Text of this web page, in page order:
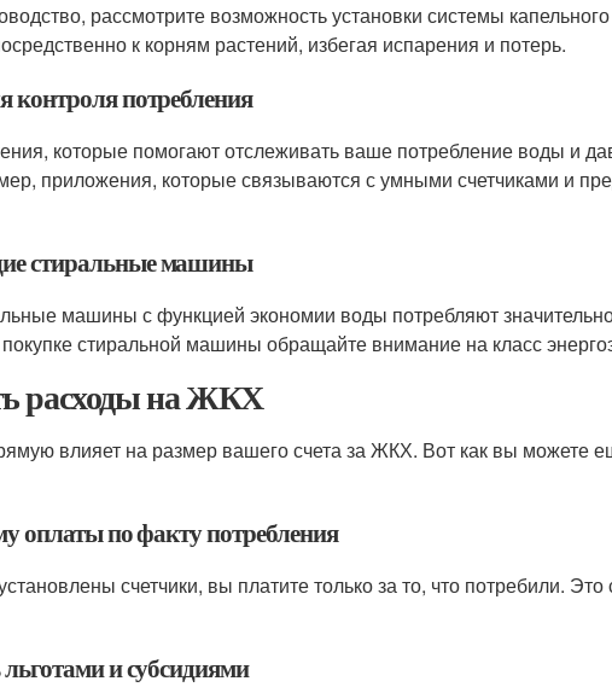
рассмотрите возможность установки системы
к корням растений, избегая испарения и потерь.
контроля потребления
которые помогают отслеживать ваше потребление воды и
приложения, которые связываются с умными счетчиками и
стиральные машины
машины с функцией экономии воды потребляют
стиральной машины обращайте внимание на класс
расходы на ЖКХ
влияет на размер вашего счета за ЖКХ. Вот как вы можете
оплаты по факту потребления
счетчики, вы платите только за то, что потребили.
льготами и субсидиями